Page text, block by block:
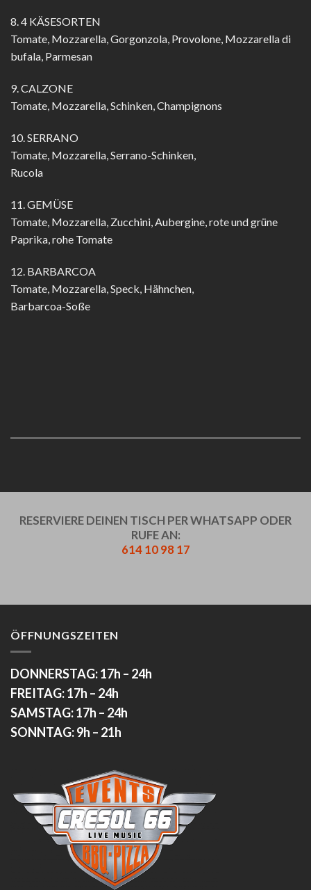
8. 4 KÄSESORTEN
Tomate, Mozzarella, Gorgonzola, Provolone, Mozzarella di
bufala, Parmesan
9. CALZONE
Tomate, Mozzarella, Schinken, Champignons
10. SERRANO
Tomate, Mozzarella, Serrano-Schinken,
Rucola
11. GEMÜSE
Tomate, Mozzarella, Zucchini, Aubergine, rote und grüne
Paprika, rohe Tomate
12. BARBARCOA
Tomate, Mozzarella, Speck, Hähnchen,
Barbarcoa-Soße
RESERVIERE DEINEN TISCH PER WHATSAPP ODER
RUFE AN:
614 10 98 17
ÖFFNUNGSZEITEN
DONNERSTAG: 17h – 24h
FREITAG: 17h – 24h
SAMSTAG: 17h – 24h
SONNTAG: 9h – 21h